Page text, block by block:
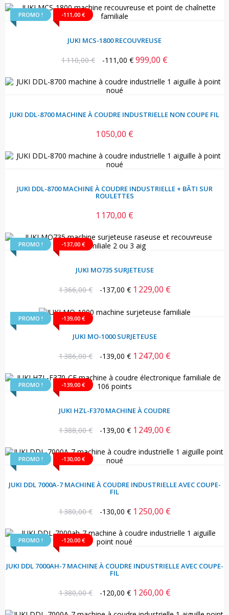
PROMO ! -111,00 €
JUKI MCS-1800 RECOUVREUSE
Prix
1 110,00 € -111,00 € Prix
999,00 €
JUKI DDL-8700 MACHINE À COUDRE INDUSTRIELLE NON COUPE FIL
Prix
1 050,00 €
JUKI DDL-8700 MACHINE À COUDRE INDUSTRIELLE + BÂTI SUR
ROULETTES
Prix
1 170,00 €
PROMO ! -137,00 €
JUKI MO735 SURJETEUSE
Prix
1 366,00 € -137,00 € Prix
1 229,00 €
PROMO ! -139,00 €
JUKI MO-1000 SURJETEUSE
Prix
1 386,00 € -139,00 € Prix
1 247,00 €
PROMO ! -139,00 €
JUKI HZL-F370 MACHINE À COUDRE
Prix
1 388,00 € -139,00 € Prix
1 249,00 €
PROMO ! -130,00 €
JUKI DDL 7000A-7 MACHINE À COUDRE INDUSTRIELLE AVEC COUPE-
FIL
Prix
1 380,00 € -130,00 € Prix
1 250,00 €
PROMO ! -120,00 €
JUKI DDL 7000AH-7 MACHINE À COUDRE INDUSTRIELLE AVEC COUPE-
FIL
Prix
1 380,00 € -120,00 € Prix
1 260,00 €